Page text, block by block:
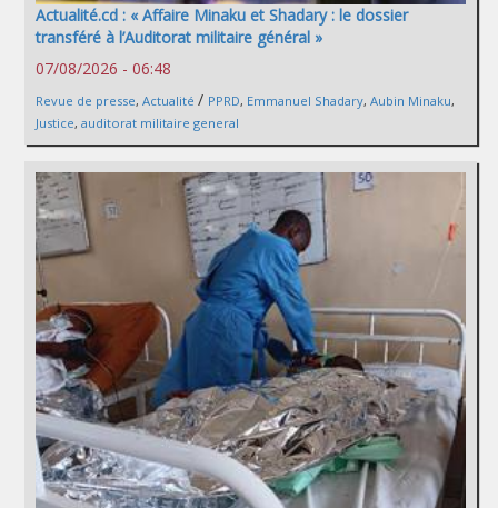
Actualité.cd : « Affaire Minaku et Shadary : le dossier
transféré à l’Auditorat militaire général »
07/08/2026 - 06:48
Revue de presse, Actualité / PPRD, Emmanuel Shadary, Aubin Minaku,
Justice, auditorat militaire general